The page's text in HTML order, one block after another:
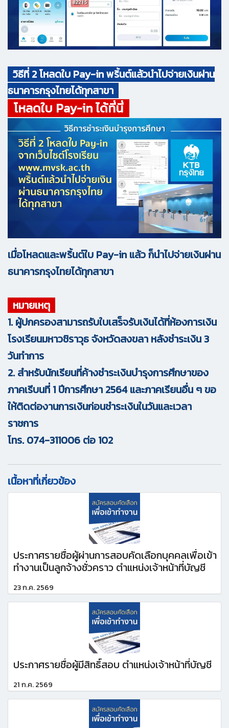
วิธีที่ 2 โหลดใบ Pay-in พริ้นต์แล้วนำไปจ่ายเงินผ่าน
ธนาคารกรุงไทยได้ทุกสาขา
โหลดใบ Pay-in ได้ที่นี่
เมื่อโหลดและพริ้นต์ใบ Pay-in แล้ว ก็นำไปจ่ายเงินผ่าน
ธนาคารกรุงไทยได้ทุกสาขา
หมายเหตุ
1. ผู้ปกครองสามารถรับใบเสร็จรับเงินได้ที่ห้องการเงิน
โรงเรียนมหาวชิราวุธ จังหวัดสงขลา หลังชำระเงิน 3
วันทำการ
2. สำหรับนักเรียนที่ค้างชำระเงินบำรุงการศึกษาของ
ภาคเรีบนที่ 1 ปีการศึกษา 2564 และภาคเรียนอื่น ๆ ขอ
ให้ติดต่องานการเงินก่อนชำระเงินในวันและเวลา
ราชการ
โทร. 074-311006 ต่อ 102
เนื้อหาที่เกี่ยวข้อง
ประกาศรายชื่อผู้ผ่านการสอบคัดเลือกบุคคลเพื่อเข้า
ทำงานเป็นลูกจ้างชั่วคราว ตำแหน่งเจ้าหน้าที่บัญชี
23 ก.ค. 2569
ประกาศรายชื่อผู้มีสิทธิ์สอบ ตำแหน่งเจ้าหน้าที่บัญชี
21 ก.ค. 2569